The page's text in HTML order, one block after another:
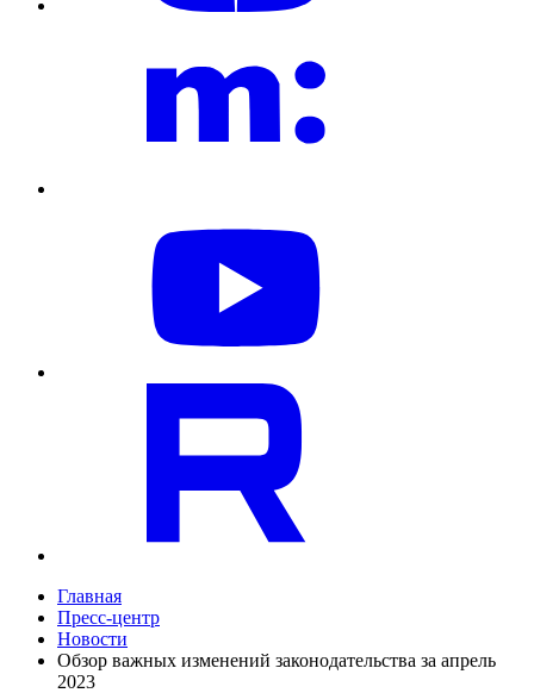
Главная
Пресс-центр
Новости
Обзор важных изменений законодательства за апрель
2023